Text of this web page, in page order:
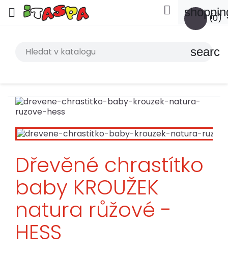
 (0)

search
Dřevěné chrastítko
baby KROUŽEK
natura růžové -
HESS